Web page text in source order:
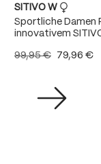
SITIVO W
Sportliche Damen
innovativem
99,95 € 79,96 €